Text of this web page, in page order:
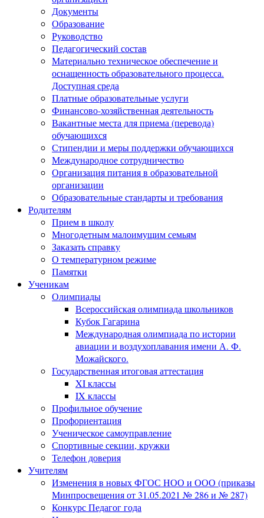
Документы
Образование
Руководство
Педагогический состав
Материально техническое обеспечение и
оснащенность образовательного процесса.
Доступная среда
Платные образовательные услуги
Финансово-хозяйственная деятельность
Вакантные места для приема (перевода)
обучающихся
Стипендии и меры поддержки обучающихся
Международное сотрудничество
Организация питания в образовательной
организации
Образовательные стандарты и требования
Родителям
Прием в школу
Многодетным малоимущим семьям
Заказать справку
О температурном режиме
Памятки
Ученикам
Олимпиады
Всероссийская олимпиада школьников
Кубок Гагарина
Международная олимпиада по истории
авиации и воздухоплавания имени А. Ф.
Можайского.
Государственная итоговая аттестация
XI классы
IX классы
Профильное обучение
Профориентация
Ученическое самоуправление
Спортивные секции, кружки
Телефон доверия
Учителям
Изменения в новых ФГОС НОО и ООО (приказы
Минпросвещения от 31.05.2021 № 286 и № 287)
Конкурс Педагог года